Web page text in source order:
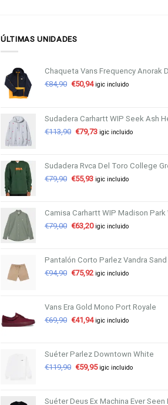
ÚLTIMAS UNIDADES
Chaqueta Vans Frequency Anorak
€84,90 €50,94 igic incluido
Sudadera Carhartt WIP Seek Ash
€113,90 €79,73 igic incluido
Sudadera Rvca Del Toro College
€79,90 €55,93 igic incluido
Camisa Carhartt WIP Madison Park
€79,00 €63,20 igic incluido
Pantalón Corto Parlez Vandra Sand
€94,90 €75,92 igic incluido
Vans Era Gold Mono Port Royale
€69,90 €41,94 igic incluido
Suéter Parlez Downtown White
€119,90 €59,95 igic incluido
Suéter Deus Ex Machina Ever Seen